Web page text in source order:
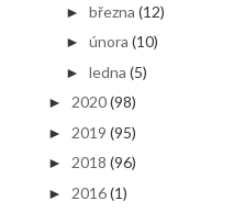
►března (12)
►února (10)
►ledna (5)
► 2020 (98)
► 2019 (95)
► 2018 (96)
► 2016 (1)